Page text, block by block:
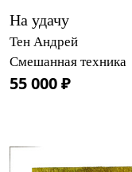
На удачу
Тен Андрей
Смешанная техника
55 000 ₽